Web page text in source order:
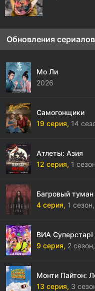
Обновления
Мо Ли
2026
Самогонщики
19 серия, 14
Атлеты: Азия
12 серия, 1
Багровый туман
4 серия, 1 сезон,
ВИА Суперстар!
9 серия, 2 сезон,
Монти Пайтон:
13 серия, 3